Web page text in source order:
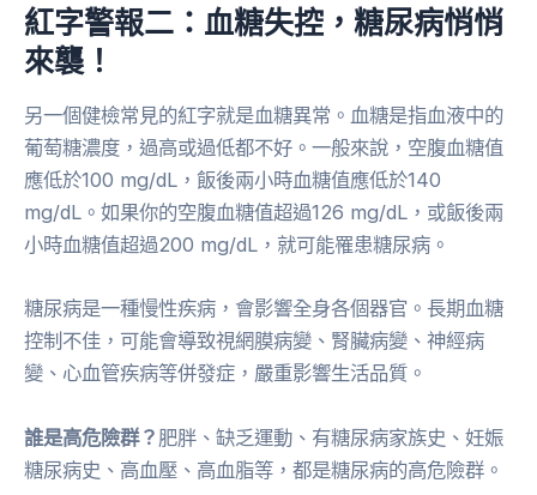
紅字警報二：血糖失控，糖尿病悄悄
來襲！
另一個健檢常見的紅字就是血糖異常。血糖是指血液中的
葡萄糖濃度，過高或過低都不好。一般來說，空腹血糖值
應低於100 mg/dL，飯後兩小時血糖值應低於140
mg/dL。如果你的空腹血糖值超過126 mg/dL，或飯後兩
小時血糖值超過200 mg/dL，就可能罹患糖尿病。
糖尿病是一種慢性疾病，會影響全身各個器官。長期血糖
控制不佳，可能會導致視網膜病變、腎臟病變、神經病
變、心血管疾病等併發症，嚴重影響生活品質。
誰是高危險群？ 肥胖、缺乏運動、有糖尿病家族史、妊娠
糖尿病史、高血壓、高血脂等，都是糖尿病的高危險群。